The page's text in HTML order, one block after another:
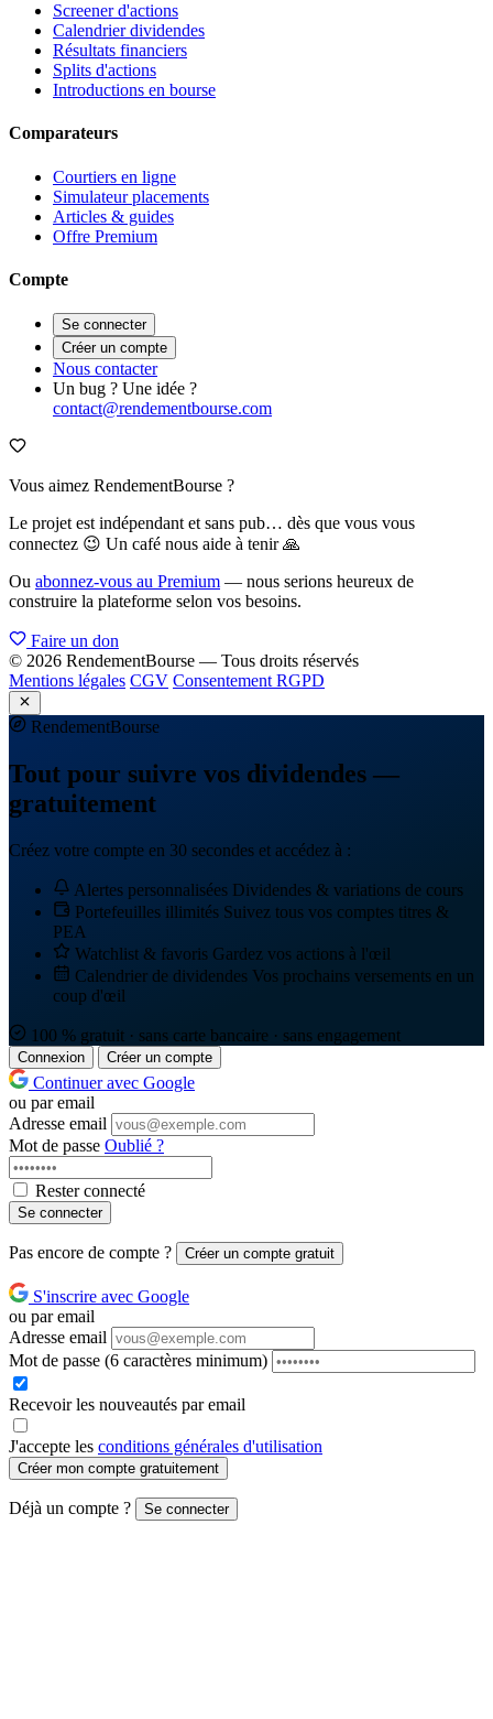
Screener d'actions
Calendrier dividendes
Résultats financiers
Splits d'actions
Introductions en bourse
Comparateurs
Courtiers en ligne
Simulateur placements
Articles & guides
Offre Premium
Compte
Se connecter
Créer un compte
Nous contacter
Un bug ? Une idée ?
contact@rendementbourse.com
Vous aimez RendementBourse ?
Le projet est indépendant et sans pub… dès que vous vous
connectez 😉 Un café nous aide à tenir 🙏
Ou abonnez-vous au Premium — nous serions heureux de
construire la plateforme selon vos besoins.
Faire un don
© 2026 RendementBourse — Tous droits réservés
Mentions légales CGV Consentement RGPD
RendementBourse
Tout pour suivre vos dividendes —
gratuitement
Créez votre compte en 30 secondes et accédez à :
Alertes personnalisées Dividendes & variations de cours
Portefeuilles illimités Suivez tous vos comptes titres &
PEA
Watchlist & favoris Gardez vos actions à l'œil
Calendrier de dividendes Vos prochains versements en un
coup d'œil
100 % gratuit · sans carte bancaire · sans engagement
Connexion Créer un compte
Continuer avec Google
ou par email
Adresse email
Mot de passe Oublié ?
Rester connecté
Se connecter
Pas encore de compte ? Créer un compte gratuit
S'inscrire avec Google
ou par email
Adresse email
Mot de passe (6 caractères minimum)
Recevoir les nouveautés par email
J'accepte les conditions générales d'utilisation
Créer mon compte gratuitement
Déjà un compte ? Se connecter